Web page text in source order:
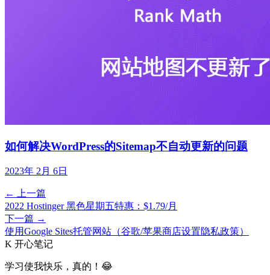
如何解决WordPress的Sitemap不自动更新的问题
2023年 2月 6日
← 上一篇
2022 Hostinger 黑色星期五特惠：$1.79/月
下一篇 →
使用Google Sites托管网站（谷歌/苹果商店设置隐私政策）
K 开心笔记
学习使我快乐，真的！😂